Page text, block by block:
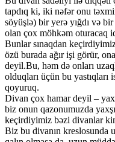
tapdıq ki, iki nəfər onu
söyüşlə) bir yerə yığdı və bir
olan çox möhkəm oturacaq
Bunlar sınaqdan
özü burada ağır işi görür,
deyil.Bu, həm də onları
olduqları üçün bu
qoyuruq.
Divan çox hamar deyil –
biz onun qazonumuzda
keçirdiyimiz bəzi divanlar
Biz bu divanın kreslosunda